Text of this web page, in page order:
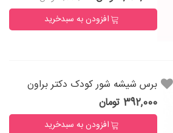
افزودن به سبدخرید
برس شیشه شور کودک دکتر براون
392,000 تومان
افزودن به سبدخرید